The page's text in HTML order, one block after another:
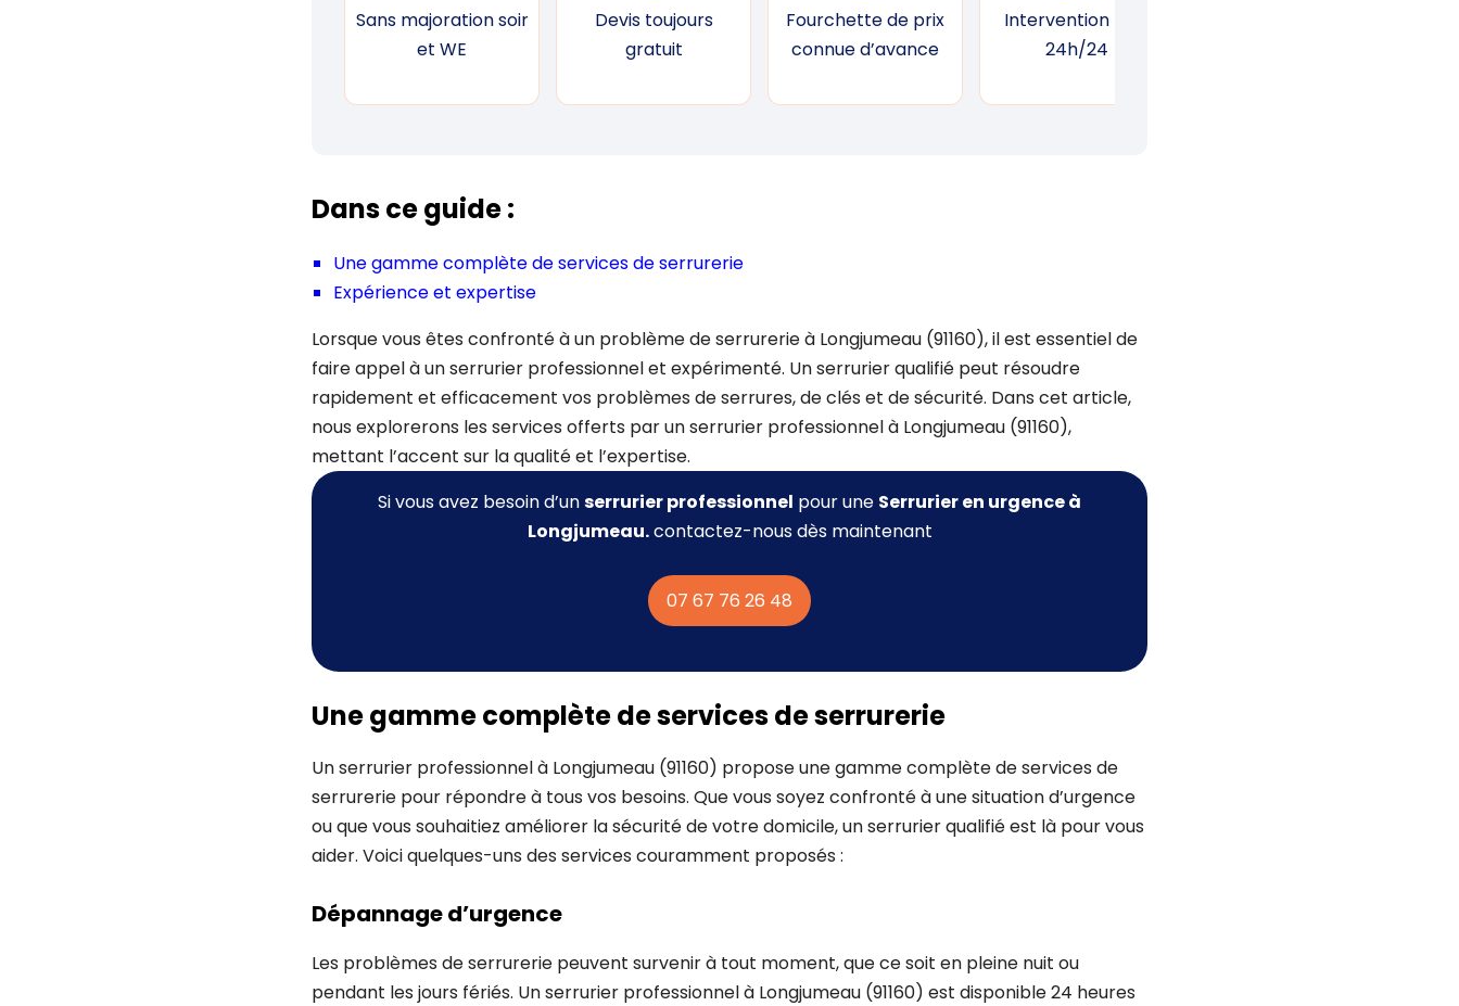
Sans majoration soir
et WE
Devis toujours
gratuit
Fourchette de prix
connue d’avance
Intervention 7j/7,
24h/24
Dans ce guide :
Une gamme complète de services de serrurerie
Expérience et expertise
Lorsque vous êtes confronté à un problème de serrurerie à Longjumeau (91160), il est essentiel de
faire appel à un serrurier professionnel et expérimenté. Un serrurier qualifié peut résoudre
rapidement et efficacement vos problèmes de serrures, de clés et de sécurité. Dans cet article,
nous explorerons les services offerts par un serrurier professionnel à Longjumeau (91160),
mettant l’accent sur la qualité et l’expertise.
Si vous avez besoin d’unserrurier professionnel pour une Serrurieren urgence à
Longjumeau.contactez-nous dès maintenant
07 67 76 26 48
Une gamme complète de services de serrurerie
Un serrurier professionnel à Longjumeau (91160) propose une gamme complète de services de
serrurerie pour répondre à tous vos besoins. Que vous soyez confronté à une situation d’urgence
ou que vous souhaitiez améliorer la sécurité de votre domicile, un serrurier qualifié est là pour vous
aider. Voici quelques-uns des services couramment proposés :
Dépannage d’urgence
Les problèmes de serrurerie peuvent survenir à tout moment, que ce soit en pleine nuit ou
pendant les jours fériés. Un serrurier professionnel à Longjumeau (91160) est disponible 24 heures